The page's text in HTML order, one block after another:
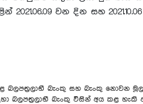
2021.06.09 වන දින සහ
බැංකු සහ බැංකු නොවන
බලපත්‍රලාභී බැංකු විසින් අය කළ